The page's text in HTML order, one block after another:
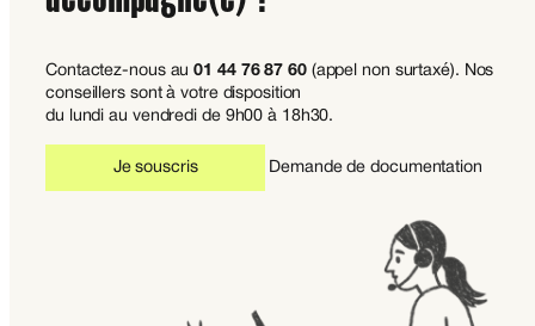
Contactez-nous au01 44 76 87 60(appel non surtaxé). Nos
conseillers sont à votre disposition
du lundi au vendredi de 9h00 à 18h30.
Je souscris Demande de documentation